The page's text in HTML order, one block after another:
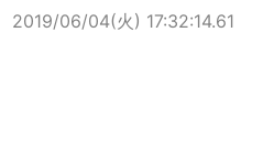
2019/06/04(火) 17:32:14.61